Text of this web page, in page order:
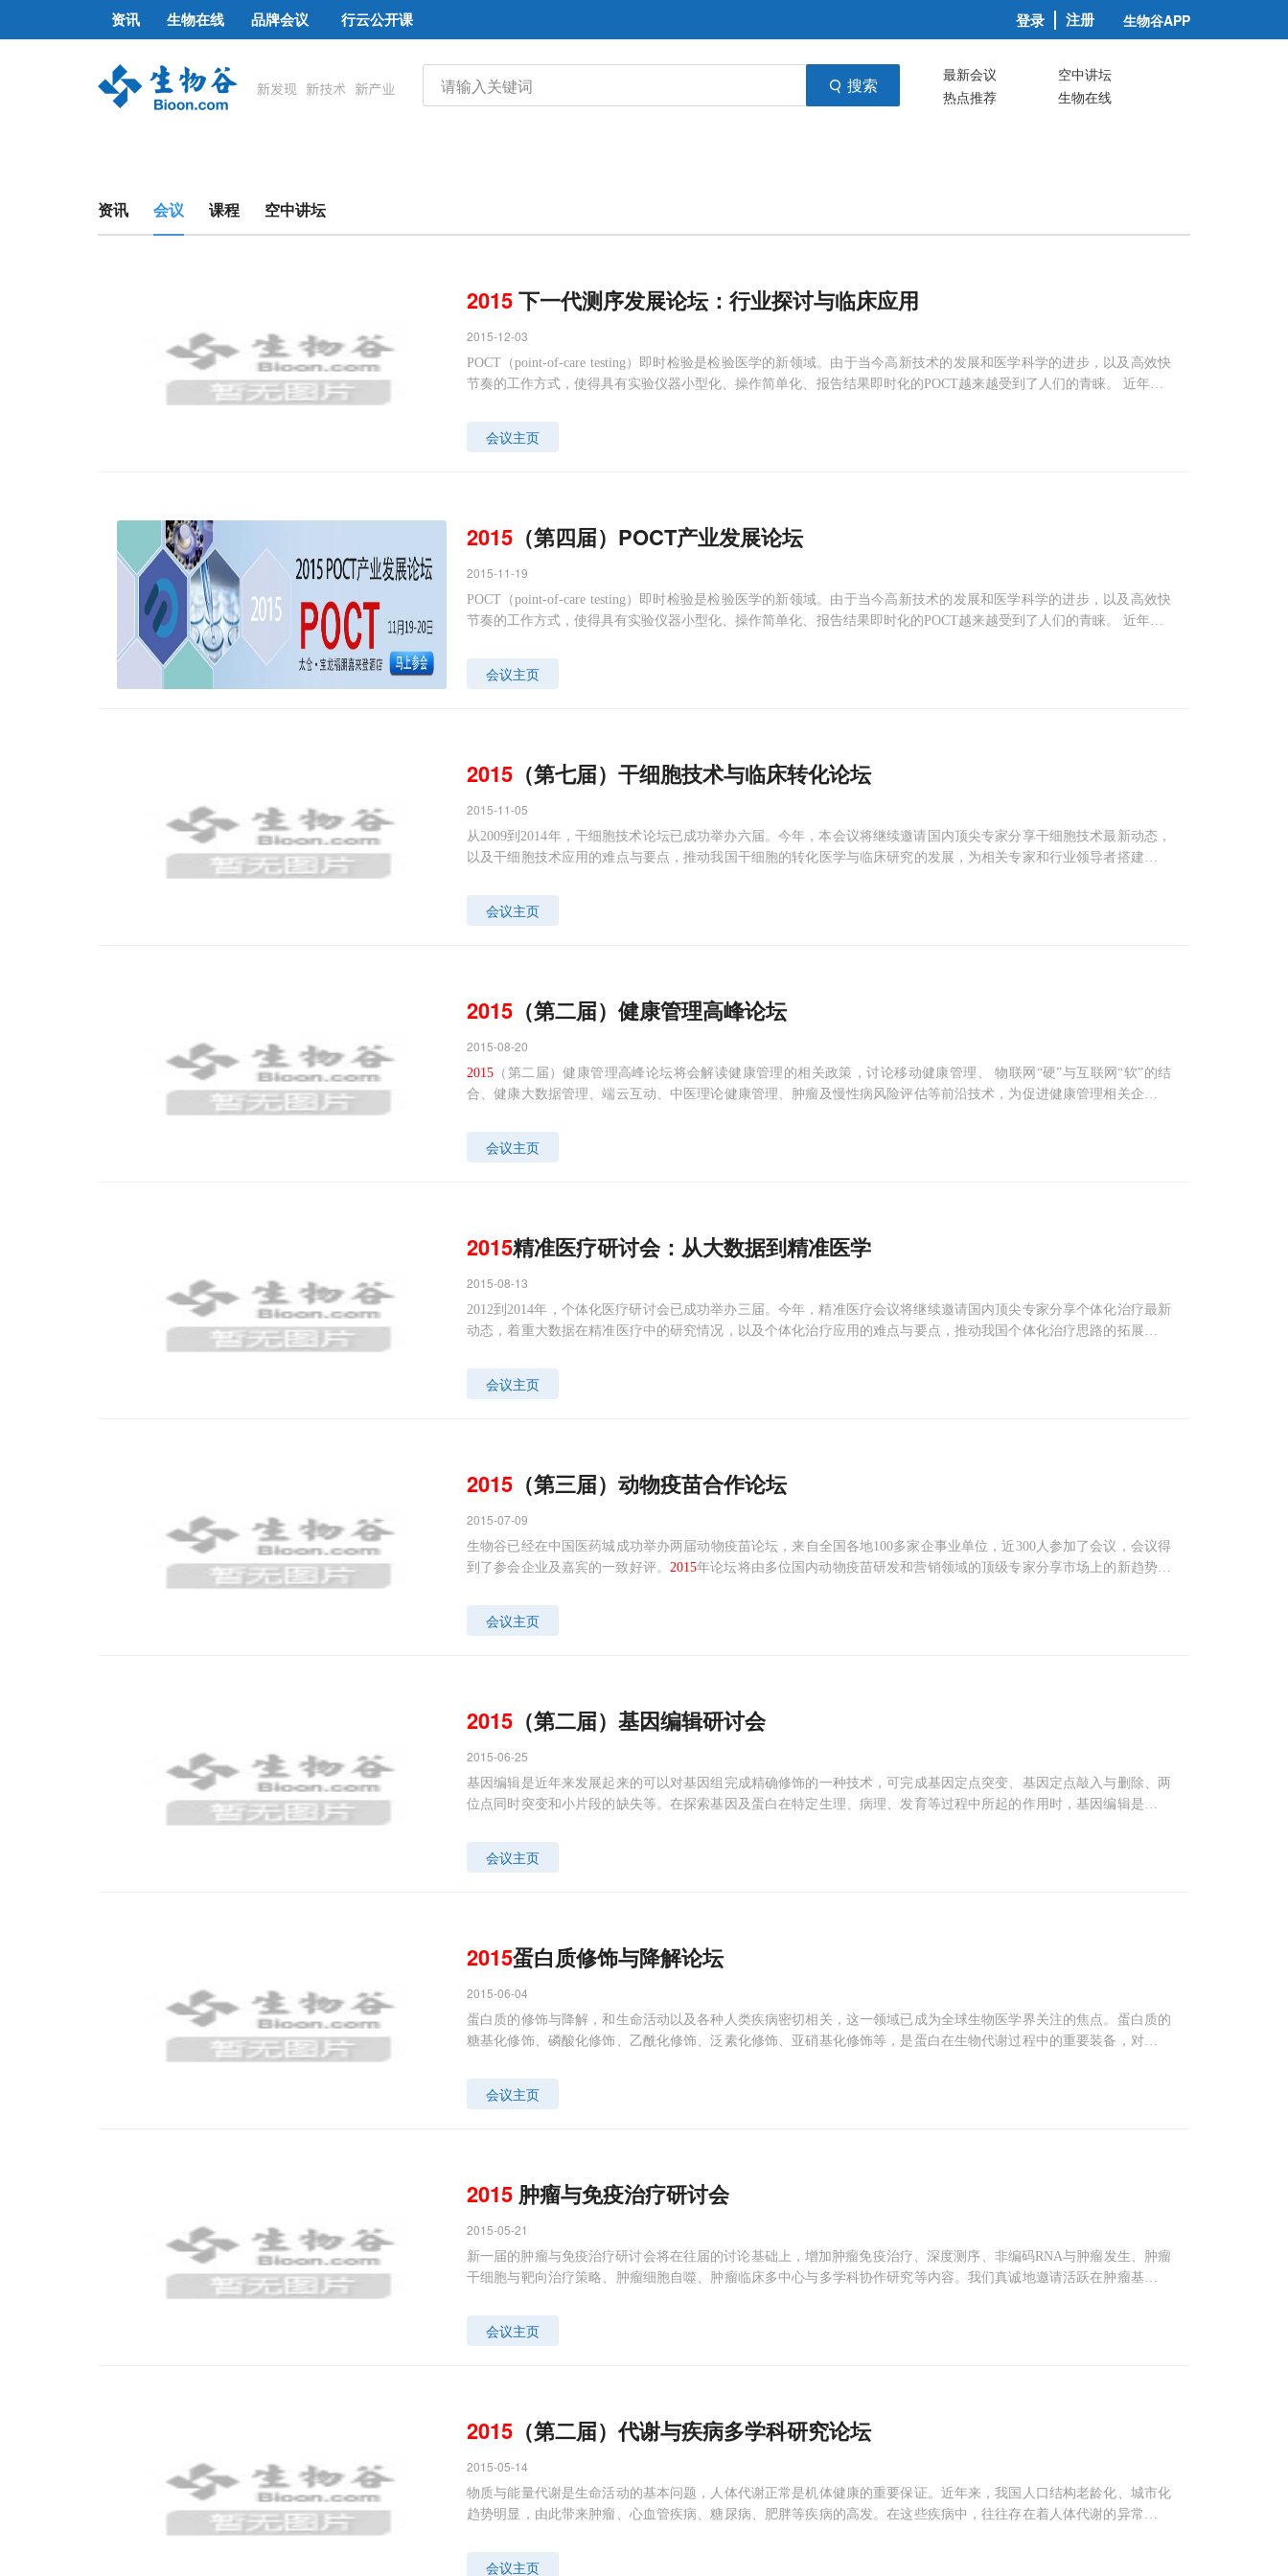
资讯 生物在线 品牌会议 行云公开课 登录 注册 生物谷APP
搜索 最新会议
空中讲坛
热点推荐
生物在线
资讯 会议 课程 空中讲坛
2015下一代测序发展论坛：行业探讨与临床应用
2015-12-03
POCT（point-of-care testing）即时检验是检验医学的新领域。由于当今高新技术的发展和医学科学的进步，以及高效快
节奏的工作方式，使得具有实验仪器小型化、操作简单化、报告结果即时化的POCT越来越受到了人们的青睐。 近年来P
式，成为诊断医学与各类高新技术共生发展的热门领域，是医疗诊断行业增长最为迅速的细分领域
会议主页
2015 （第四届）POCT产业发展论坛
2015-11-19
POCT（point-of-care testing）即时检验是检验医学的新领域。由于当今高新技术的发展和医学科学的进步，以及高效快
节奏的工作方式，使得具有实验仪器小型化、操作简单化、报告结果即时化的POCT越来越受到了人们的青睐。 近年来P
式，成为诊断医学与各类高新技术共生发展的热门领域，是医疗诊断行业增长最为迅速的细分领域。
会议主页
2015 （第七届）干细胞技术与临床转化论坛
2015-11-05
从2009到2014年，干细胞技术论坛已成功举办六届。今年，本会议将继续邀请国内顶尖专家分享干细胞技术最新动态，
以及干细胞技术应用的难点与要点，推动我国干细胞的转化医学与临床研究的发展，为相关专家和行业领导者搭建一个
会议主页
2015 （第二届）健康管理高峰论坛
2015-08-20
2015 （第二届）健康管理高峰论坛将会解读健康管理的相关政策，讨论移动健康管理、 物联网“硬”与互联网“软”的结
合、健康大数据管理、端云互动、中医理论健康管理、肿瘤及慢性病风险评估等前沿技术，为促进健康管理相关企业的
会议主页
2015精准医疗研讨会：从大数据到精准医学
2015-08-13
2012到2014年，个体化医疗研讨会已成功举办三届。今年，精准医疗会议将继续邀请国内顶尖专家分享个体化治疗最新
动态，着重大数据在精准医疗中的研究情况，以及个体化治疗应用的难点与要点，推动我国个体化治疗思路的拓展，为
会议主页
2015 （第三届）动物疫苗合作论坛
2015-07-09
生物谷已经在中国医药城成功举办两届动物疫苗论坛，来自全国各地100多家企事业单位，近300人参加了会议，会议得
到了参会企业及嘉宾的一致好评。 2015年论坛将由多位国内动物疫苗研发和营销领域的顶级专家分享市场上的新趋势，
会议主页
2015 （第二届）基因编辑研讨会
2015-06-25
基因编辑是近年来发展起来的可以对基因组完成精确修饰的一种技术，可完成基因定点突变、基因定点敲入与删除、两
位点同时突变和小片段的缺失等。在探索基因及蛋白在特定生理、病理、发育等过程中所起的作用时，基因编辑是非常
会议主页
2015蛋白质修饰与降解论坛
2015-06-04
蛋白质的修饰与降解，和生命活动以及各种人类疾病密切相关，这一领域已成为全球生物医学界关注的焦点。蛋白质的
糖基化修饰、磷酸化修饰、乙酰化修饰、泛素化修饰、亚硝基化修饰等，是蛋白在生物代谢过程中的重要装备，对研究
不是 "赤手空拳"，必须得经过"修饰"，也就是说，针对信号传导、能量代谢等不同"战场"，蛋白质需要配备上不同的武
器装备，即在蛋白质大分子上嫁接一个化学基团。蛋白质的正确的修饰对于蛋白降解也非常重要，从而保证生命活动的
会议主页
2015 肿瘤与免疫治疗研讨会
2015-05-21
新一届的肿瘤与免疫治疗研讨会将在往届的讨论基础上，增加肿瘤免疫治疗、深度测序、非编码RNA与肿瘤发生、肿瘤
干细胞与靶向治疗策略、肿瘤细胞自噬、肿瘤临床多中心与多学科协作研究等内容。我们真诚地邀请活跃在肿瘤基础和
会议主页
2015 （第二届）代谢与疾病多学科研究论坛
2015-05-14
物质与能量代谢是生命活动的基本问题，人体代谢正常是机体健康的重要保证。近年来，我国人口结构老龄化、城市化
趋势明显，由此带来肿瘤、心血管疾病、糖尿病、肥胖等疾病的高发。在这些疾病中，往往存在着人体代谢的异常。在
细胞信号转导与细胞代谢有怎样的关系等，需要多学科相互协作进行大量的研究
会议主页